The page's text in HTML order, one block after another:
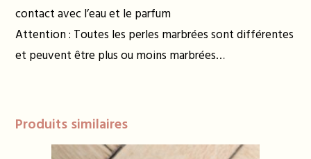
contact avec l’eau et le parfum
Attention : Toutes les perles marbrées sont différentes
et peuvent être plus ou moins marbrées…
Produits similaires